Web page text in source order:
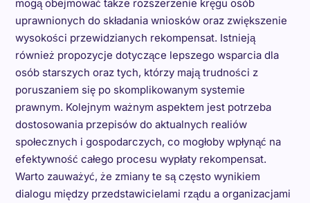
mogą obejmować także rozszerzenie kręgu osób
uprawnionych do składania wniosków oraz zwiększenie
wysokości przewidzianych rekompensat. Istnieją
również propozycje dotyczące lepszego wsparcia dla
osób starszych oraz tych, którzy mają trudności z
poruszaniem się po skomplikowanym systemie
prawnym. Kolejnym ważnym aspektem jest potrzeba
dostosowania przepisów do aktualnych realiów
społecznych i gospodarczych, co mogłoby wpłynąć na
efektywność całego procesu wypłaty rekompensat.
Warto zauważyć, że zmiany te są często wynikiem
dialogu między przedstawicielami rządu a organizacjami